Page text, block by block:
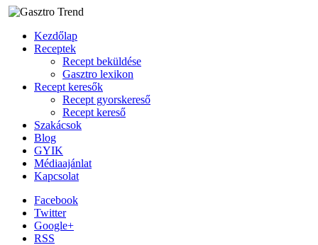
Kezdőlap
Receptek
Recept beküldése
Gasztro lexikon
Recept keresők
Recept gyorskereső
Recept kereső
Szakácsok
Blog
GYIK
Médiaajánlat
Kapcsolat
Facebook
Twitter
Google+
RSS